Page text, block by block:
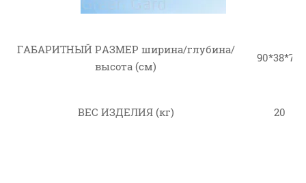
ГАБАРИТНЫЙ РАЗМЕР ширина/глубина/
высота (см)
90*38*77
ВЕС ИЗДЕЛИЯ (кг) 20